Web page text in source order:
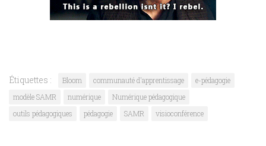
Étiquettes : Bloom communauté d'apprentissage
e-pédagogie
modèle SAMR
numérique
Numérique pédagogique
outils pédagogiques
pédagogie SAMR visioconférence